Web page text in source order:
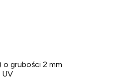
o grubości 2 mm
UV